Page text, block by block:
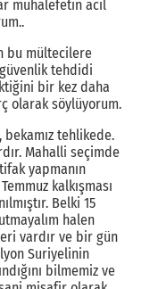
muhalefetin acil
mültecilere
tehdidi
bir kez daha
olarak söylüyorum.
tehlikede.
Mahalli seçimde
yapmanın
kalkışması
Belki 15
halen
vardır ve bir gün
Suriyelinin
bilmemiz ve